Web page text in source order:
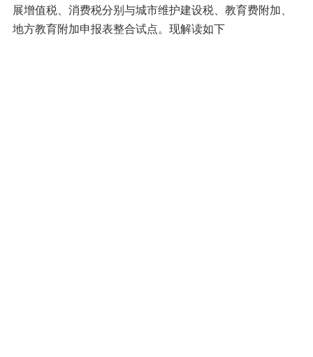
展增值税、消费税分别与城市维护建设税、教育费附加、
地方教育附加申报表整合试点。现解读如下